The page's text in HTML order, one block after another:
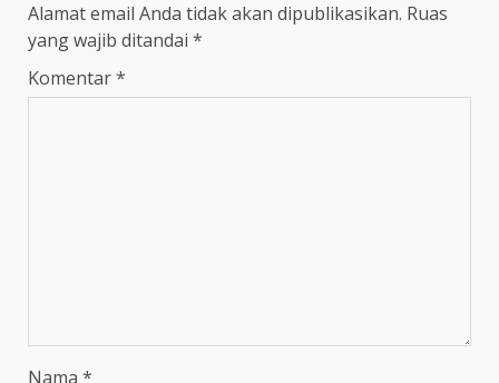
Alamat email Anda tidak akan dipublikasikan. Ruas
yang wajib ditandai *
Komentar*
Nama *